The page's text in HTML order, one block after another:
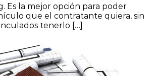
Es la mejor opción para poder
que el contratante quiera, sin
tenerlo […]